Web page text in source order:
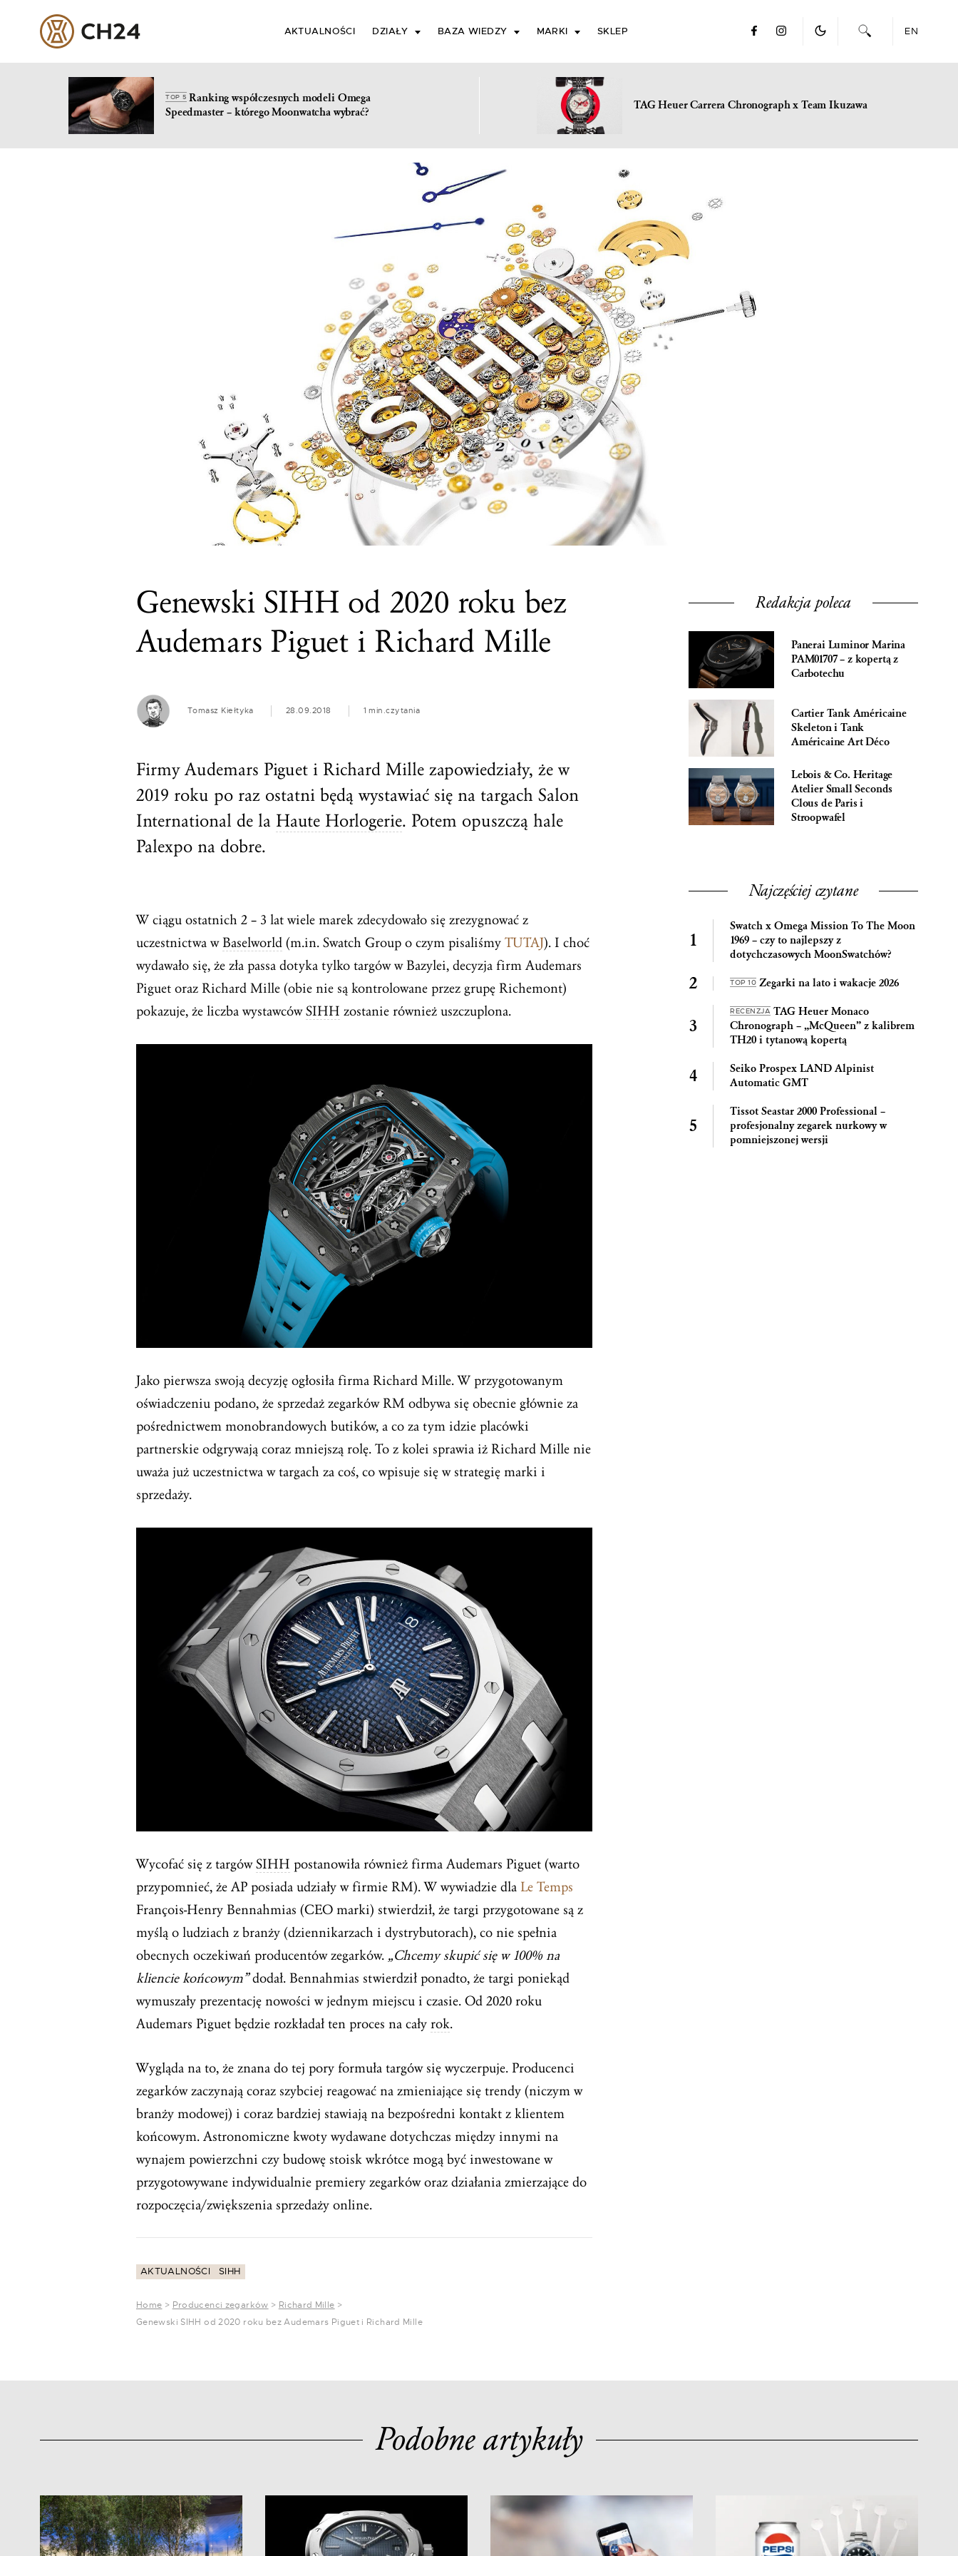
AKTUALNOŚCI DZIAŁY BAZA WIEDZY MARKI SKLEP EN
TOP 5Ranking współczesnych modeli Omega
Speedmaster – którego Moonwatcha wybrać?
TAG Heuer Carrera Chronograph x Team Ikuzawa
Genewski SIHH od 2020 roku bez
Audemars Piguet i Richard Mille
Tomasz Kiełtyka 28.09.2018 1 min.czytania
Firmy Audemars Piguet i Richard Mille zapowiedziały, że w
2019 roku po raz ostatni będą wystawiać się na targach Salon
International de la Haute Horlogerie. Potem opuszczą hale
Palexpo na dobre.
W ciągu ostatnich 2 – 3 lat wiele marek zdecydowało się zrezygnować z
uczestnictwa wBaselworld (m.in. Swatch Group o czym pisaliśmy TUTAJ). I choć
wydawało się, że zła passa dotyka tylko targów w Bazylei, decyzja firm Audemars
Piguet oraz Richard Mille (obie nie są kontrolowane przez grupę Richemont)
pokazuje, że liczba wystawcówSIHH zostanie również uszczuplona.
Jako pierwsza swoją decyzję ogłosiła firma Richard Mille. W przygotowanym
oświadczeniu podano, że sprzedaż zegarków RM odbywa się obecnie głównie za
pośrednictwem monobrandowych butików, a co za tym idzie placówki
partnerskie odgrywają coraz mniejszą rolę. To z kolei sprawia iż Richard Mille nie
uważa już uczestnictwa w targach za coś, co wpisuje się w strategię marki i
sprzedaży.
Wycofać się z targówSIHH postanowiła również firma Audemars Piguet (warto
przypomnieć, że AP posiada udziały w firmie RM). W wywiadzie dla Le Temps
François-Henry Bennahmias (CEO marki) stwierdził, że targi przygotowane są z
myślą o ludziach z branży (dziennikarzach i dystrybutorach), co nie spełnia
obecnych oczekiwań producentów zegarków. „Chcemy skupić się w 100% na
kliencie końcowym”dodał. Bennahmias stwierdził ponadto, że targi poniekąd
wymuszały prezentację nowości w jednym miejscu i czasie. Od 2020 roku
Audemars Piguet będzie rozkładał ten proces na cały rok.
Wygląda na to, że znana do tej pory formuła targów się wyczerpuje. Producenci
zegarków zaczynają coraz szybciej reagować na zmieniające się trendy (niczym w
branży modowej) i coraz bardziej stawiają na bezpośredni kontakt z klientem
końcowym. Astronomiczne kwoty wydawane dotychczas między innymi na
wynajem powierzchni czy budowę stoisk wkrótce mogą być inwestowane w
przygotowywane indywidualnie premiery zegarków oraz działania zmierzające do
rozpoczęcia/zwiększenia sprzedaży online.
AKTUALNOŚCI SIHH
Home > Producenci zegarków > Richard Mille >
Genewski SIHH od 2020 roku bez Audemars Piguet i Richard Mille
Redakcja poleca
Panerai Luminor Marina
PAM01707 – z kopertą z
Carbotechu
Cartier Tank Américaine
Skeleton i Tank
Américaine Art Déco
Lebois & Co. Heritage
Atelier Small Seconds
Clous de Paris i
Stroopwafel
Najczęściej czytane
Swatch x Omega Mission To The Moon
1969 – czy to najlepszy z
dotychczasowych MoonSwatchów?
TOP 10 Zegarki na lato i wakacje 2026
RECENZJA TAG Heuer Monaco
Chronograph – „McQueen” z kalibrem
TH20 i tytanową kopertą
Seiko Prospex LAND Alpinist
Automatic GMT
Tissot Seastar 2000 Professional –
profesjonalny zegarek nurkowy w
pomniejszonej wersji
Podobne artykuły